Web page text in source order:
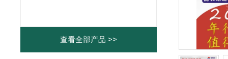
查看全部产品 >>